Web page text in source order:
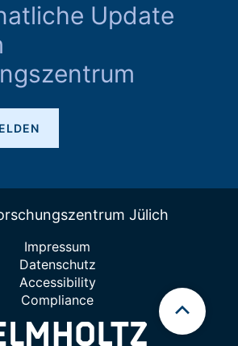
Update
Jülich
Impressum
Datenschutz
Accessibility
Compliance